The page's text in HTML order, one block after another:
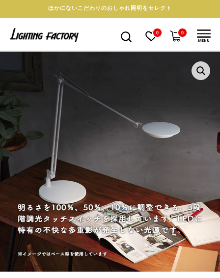
ほかにないこだわりのおしゃれ照明をセレクト
0 0
MENU